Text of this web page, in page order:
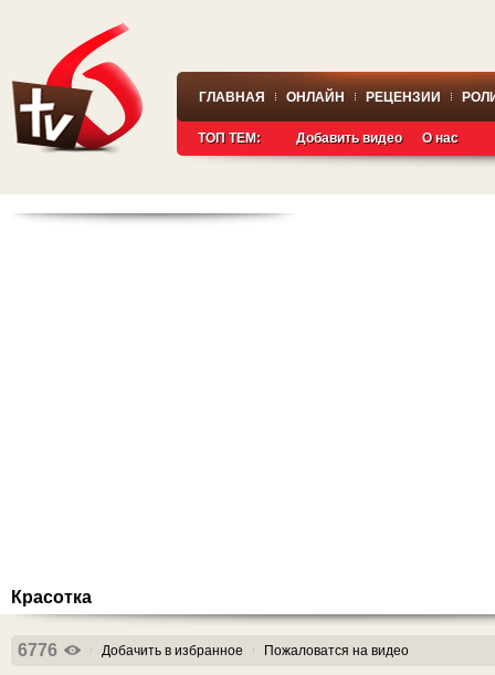
ГЛАВНАЯ ОНЛАЙН РЕЦЕНЗИИ
ТОП ТЕМ: Добавить видео О нас
Красотка
6776 Добачить в избранное Пожаловатся на видео